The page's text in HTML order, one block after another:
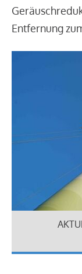
Entfernung